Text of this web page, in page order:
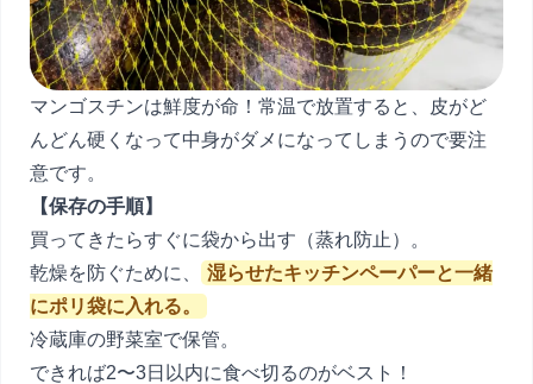
マンゴスチンは鮮度が命！常温で放置すると、皮がど
んどん硬くなって中身がダメになってしまうので要注
意です。
【保存の手順】
買ってきたらすぐに袋から出す（蒸れ防止）。
乾燥を防ぐために、
湿らせたキッチンペーパーと一緒
にポリ袋に入れる。
冷蔵庫の野菜室で保管。
できれば2〜3日以内に食べ切るのがベスト！